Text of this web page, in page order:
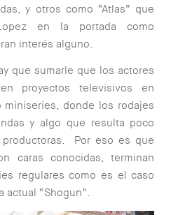
y otros como “Atlas” que
en la portada como
interés alguno.
que sumarle que los actores
proyectos televisivos en
donde los rodajes
y algo que resulta poco
productoras. Por eso es que
caras conocidas, terminan
regulares como es el caso
actual “Shogun”.